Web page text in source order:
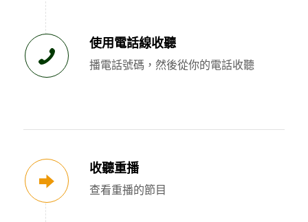
使用電話線收聽
播電話號碼，然後從你的電話收聽
收聽重播
查看重播的節目